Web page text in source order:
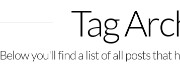
Tag
Below you'll find a list of all posts that